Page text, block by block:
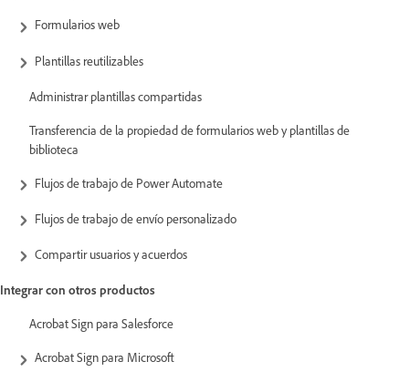
Formularios web
Plantillas reutilizables
Administrar plantillas compartidas
Transferencia de la propiedad de formularios web y plantillas de
biblioteca
Flujos de trabajo de Power Automate
Flujos de trabajo de envío personalizado
Compartir usuarios y acuerdos
Integrar con otros productos
Acrobat Sign para Salesforce
Acrobat Sign para Microsoft